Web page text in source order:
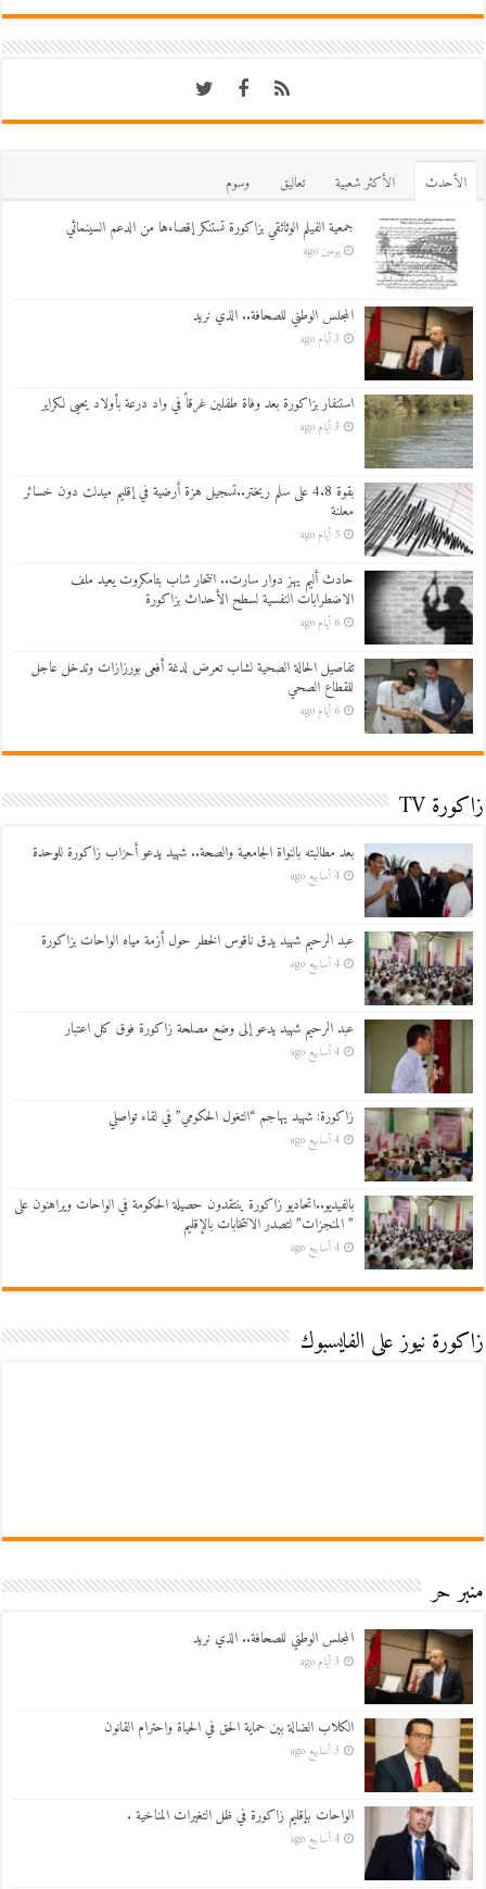
اﻷحدث اﻷكثر شعبية تعاليق
وسوم
جمعية الفيلم الوثائقي بزاكورة تستنكر إقصاءها من الدعم السينمائي
يومين ago
المجلس الوطني للصحافة.. الذي نريد
3 أيام ago
استنفار بزاكورة بعد وفاة طفلين غرقاً في واد درعة بأولاد يحيى لكراير
3 أيام ago
بقوة 4.8 على سلم ريختر..تسجيل هزة أرضية في إقليم ميدلت دون خسائر
معلنة
5 أيام ago
حادث أليم يهز دوار سارت.. انتحار شاب بتامكروت يعيد ملف
الاضطرابات النفسية لسطح الأحداث بزاكورة
6 أيام ago
تفاصيل الحالة الصحية لشاب تعرض لدغة أفعى بورزازات وتدخل عاجل
للقطاع الصحي
6 أيام ago
زاكورة TV
بعد مطالبته بالنواة الجامعية والصحة.. شهيد يدعو أحزاب زاكورة للوحدة
4 أسابيع ago
عبد الرحيم شهيد يدق ناقوس الخطر حول أزمة مياه الواحات بزاكورة
4 أسابيع ago
عبد الرحيم شهيد يدعو إلى وضع مصلحة زاكورة فوق كل اعتبار
4 أسابيع ago
زاكورة: شهيد يهاجم “التغول الحكومي” في لقاء تواصلي
4 أسابيع ago
بالفيديو..اتحاديو زاكورة ينتقدون حصيلة الحكومة في الواحات ويراهنون على
” المنجزات” لتصدر الانتخابات بالإقليم
4 أسابيع ago
زاكورة نيوز على الفايسبوك
منبر حر
المجلس الوطني للصحافة.. الذي نريد
3 أيام ago
الكلاب الضالة بين حماية الحق في الحياة واحترام القانون
3 أسابيع ago
الواحات بإقليم زاكورة في ظل التغيرات المناخية .
4 أسابيع ago